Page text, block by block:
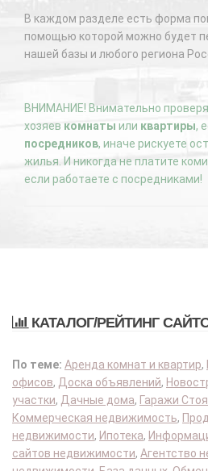
В каждом разделе есть форма
помощью которой можно будет
нашей базы и любого региона
ВНИМАНИЕ! Внимательно
хозяев комнаты или квартиры,
посредников, иначе рискуете
жилья. И никогда не платите
если работаете с посредниками!
КАТАЛОГ/РЕЙТИНГ
По теме: Аренда комнат и квартир,
офисов, Доска объявлений,
участки, Дачные дома, Гаражи
Коммерческая недвижимость,
недвижимости, Ипотека,
сайтов недвижимости, Агентство